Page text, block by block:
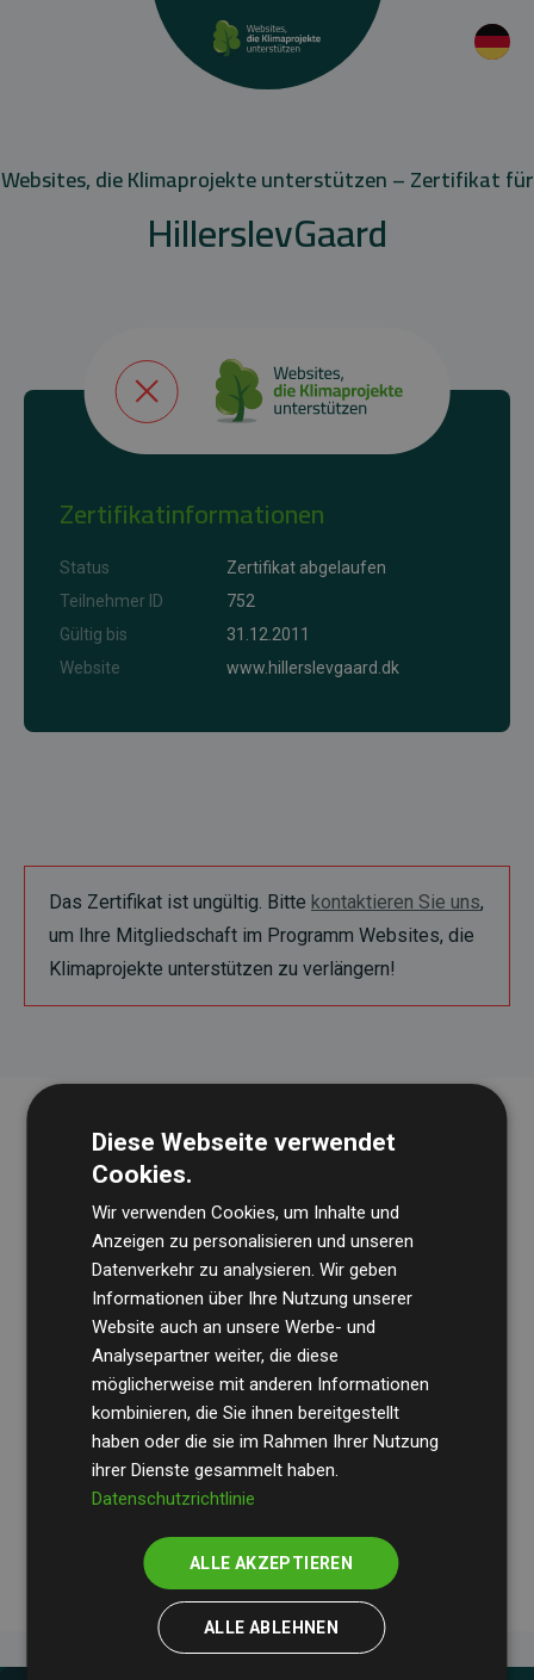
Websites, die Klimaprojekte unterstützen – Zertifikat für
HillerslevGaard
Zertifikatinformationen
Status
Zertifikat abgelaufen
Teilnehmer ID
752
Gültig bis
31.12.2011
Website
www.hillerslevgaard.dk
Das Zertifikat ist ungültig. Bitte kontaktieren Sie uns,
um Ihre Mitgliedschaft im Programm Websites, die
Klimaprojekte unterstützen zu verlängern!
Die Wirtschaftsprüfungsgesellschaft BDOüberprüft
regelmäßig unsere Berechnungen und Methodik, um
Transparenz und Verlässlichkeit sicherzustellen.
Ihre Prüfungen belegen, dass unsere Investitionen in
Klimaschutzprojekte im Durchschnitt200 % der
geschätzten CO₂-Emissionender teilnehmenden
Websites kompensieren – ein klarer Nachweis für die
messbare Klimawirkung unseres Ansatzes.
Diese Webseite verwendet
Cookies.
Wir verwenden Cookies, um Inhalte und
Anzeigen zu personalisieren und unseren
Datenverkehr zu analysieren. Wir geben
Informationen über Ihre Nutzung unserer
Website auch an unsere Werbe- und
Analysepartner weiter, die diese
möglicherweise mit anderen Informationen
kombinieren, die Sie ihnen bereitgestellt
haben oder die sie im Rahmen Ihrer Nutzung
ihrer Dienste gesammelt haben.
Datenschutzrichtlinie
ALLE AKZEPTIEREN
ALLE ABLEHNEN